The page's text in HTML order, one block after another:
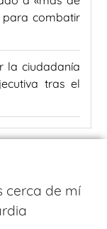
para combatir
la ciudadanía
tras el
cerca de mí